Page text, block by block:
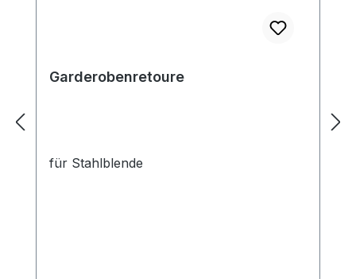
Garderobenretoure
für Stahlblende